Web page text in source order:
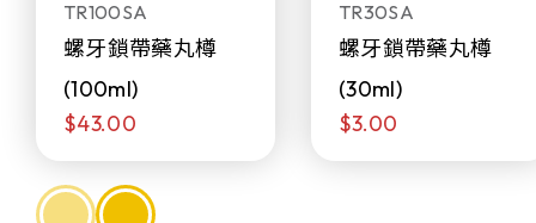
TR100SA
螺牙鎖帶藥丸樽
(100ml)
$43.00
TR30SA
螺牙鎖帶藥丸樽
(30ml)
$3.00